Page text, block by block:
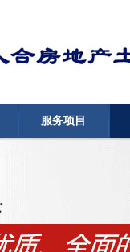
服务项目